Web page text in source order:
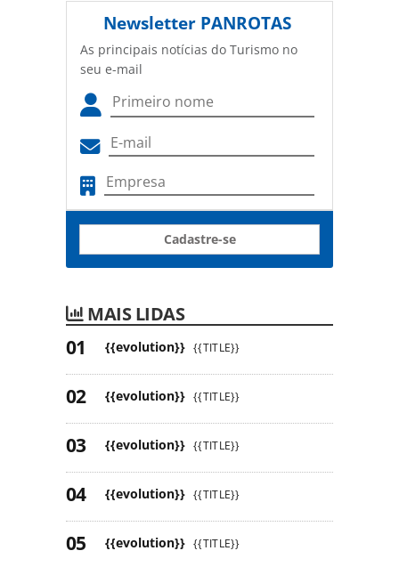
Newsletter PANROTAS
As principais notícias do Turismo no
seu e-mail
Cadastre-se
MAIS LIDAS
{{evolution}} {{TITLE}}
{{evolution}} {{TITLE}}
{{evolution}} {{TITLE}}
{{evolution}} {{TITLE}}
{{evolution}} {{TITLE}}